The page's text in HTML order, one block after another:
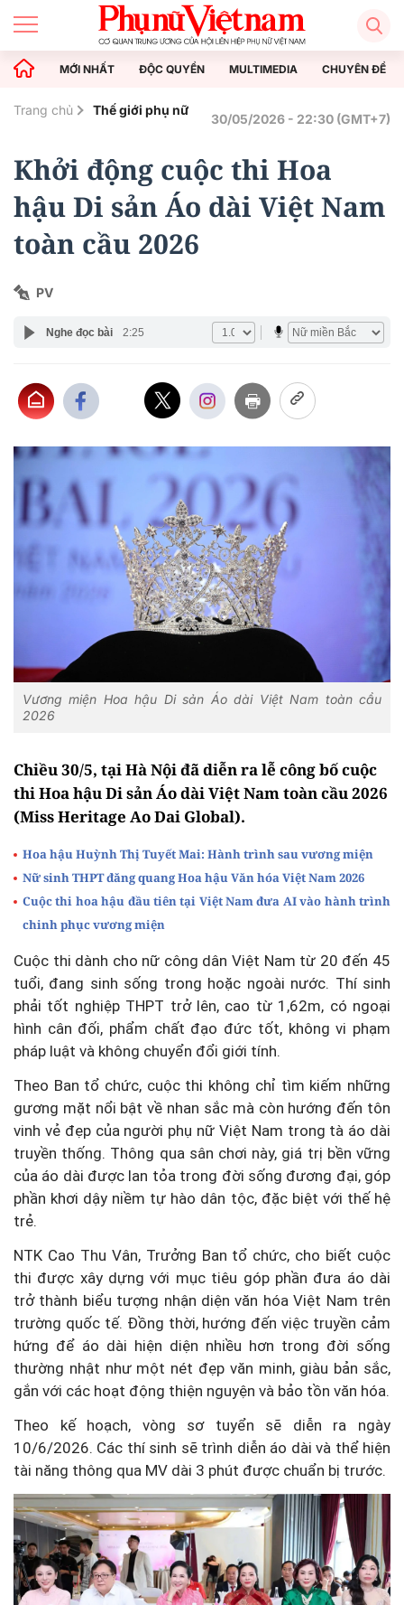
MỚI NHẤT ĐỘC QUYỀN MULTIMEDIA CHUYÊN ĐỀ
Trang chủ Thế giới phụ nữ
30/05/2026 - 22:30 (GMT+7)
Khởi động cuộc thi Hoa
hậu Di sản Áo dài Việt Nam
toàn cầu 2026
PV
Nghe đọc bài 2:25
Vương miện Hoa hậu Di sản Áo dài Việt Nam toàn cầu
2026
Chiều 30/5, tại Hà Nội đã diễn ra lễ công bố cuộc
thi Hoa hậu Di sản Áo dài Việt Nam toàn cầu 2026
(Miss Heritage Ao Dai Global).
Hoa hậu Huỳnh Thị Tuyết Mai: Hành trình sau vương miện
Nữ sinh THPT đăng quang Hoa hậu Văn hóa Việt Nam 2026
Cuộc thi hoa hậu đầu tiên tại Việt Nam đưa AI vào hành trình
chinh phục vương miện
Cuộc thi dành cho nữ công dân Việt Nam từ 20 đến 45
tuổi, đang sinh sống trong hoặc ngoài nước. Thí sinh
phải tốt nghiệp THPT trở lên, cao từ 1,62m, có ngoại
hình cân đối, phẩm chất đạo đức tốt, không vi phạm
pháp luật và không chuyển đổi giới tính.
Theo Ban tổ chức, cuộc thi không chỉ tìm kiếm những
gương mặt nổi bật về nhan sắc mà còn hướng đến tôn
vinh vẻ đẹp của người phụ nữ Việt Nam trong tà áo dài
truyền thống. Thông qua sân chơi này, giá trị bền vững
của áo dài được lan tỏa trong đời sống đương đại, góp
phần khơi dậy niềm tự hào dân tộc, đặc biệt với thế hệ
trẻ.
NTK Cao Thu Vân, Trưởng Ban tổ chức, cho biết cuộc
thi được xây dựng với mục tiêu góp phần đưa áo dài
trở thành biểu tượng nhận diện văn hóa Việt Nam trên
trường quốc tế. Đồng thời, hướng đến việc truyền cảm
hứng để áo dài hiện diện nhiều hơn trong đời sống
thường nhật như một nét đẹp văn minh, giàu bản sắc,
gắn với các hoạt động thiện nguyện và bảo tồn văn hóa.
Theo kế hoạch, vòng sơ tuyển sẽ diễn ra ngày
10/6/2026. Các thí sinh sẽ trình diễn áo dài và thể hiện
tài năng thông qua MV dài 3 phút được chuẩn bị trước.